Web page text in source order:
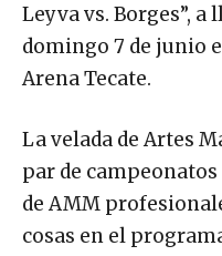
Leyva vs. Borges”,
domingo 7 de junio
Arena Tecate.
La velada de Artes
par de
de AMM
cosas en el